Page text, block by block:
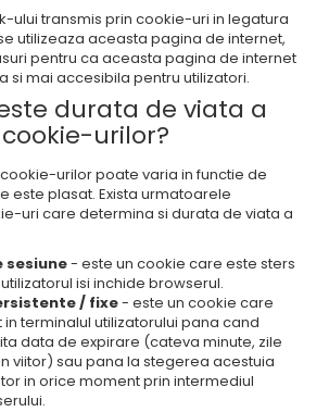
ului transmis prin cookie-uri in legatura
utilizeaza aceasta pagina de internet,
pentru ca aceasta pagina de internet
si mai accesibila pentru utilizatori.
durata de viata a
cookie-urilor?
urilor poate varia in functie de
este plasat. Exista urmatoarele
uri care determina si durata de viata a
sesiune- este un cookie care este sters
isi inchide browserul.
/ fixe- este un cookie care
terminalul utilizatorului pana cand
data de expirare (cateva minute, zile
viitor) sau pana la stegerea acestuia
in orice moment prin intermediul